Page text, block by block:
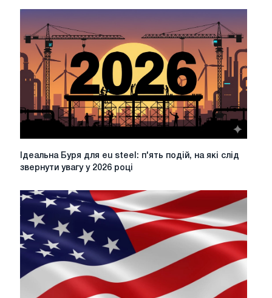
виробництва
жовтні
2022
року
Ідеальна
eu
steel:
п'ять
подій,
на
звернути
Ідеальна Буря для eu steel: п'ять подій, на які слід
звернути увагу у 2026 році